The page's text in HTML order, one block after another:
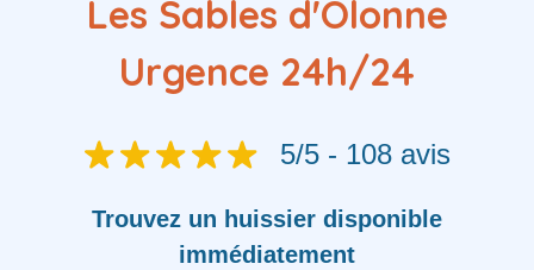
Les Sables d'Olonne
Urgence 24h/24
5/5 - 108 avis
Trouvez un huissier disponible
immédiatement